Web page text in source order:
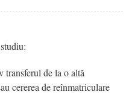
transferul de la o altă
cererea de reînmatriculare